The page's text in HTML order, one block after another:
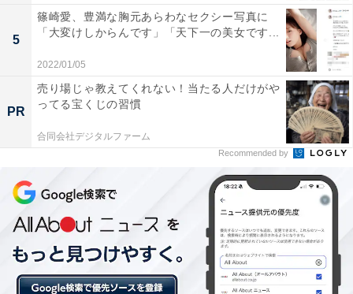
5
篠崎愛、豊満な胸元あらわなセクシー写真に
「大変けしからんです」「天下一の美女です...
2022/01/05
PR
売り場じゃ教えてくれない！当たる人だけがや
ってる宝くじの習慣
合同会社デジタルファーム
Recommended by